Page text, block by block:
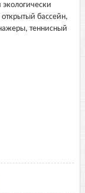
экологически
бассейн,
теннисный